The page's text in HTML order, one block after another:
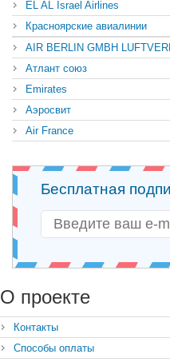
EL AL Israel Airlines
Красноярские авиалинии
AIR BERLIN GMBH
Атлант союз
Emirates
Аэросвит
Air France
Бесплатная
О проекте
Контакты
Способы оплаты